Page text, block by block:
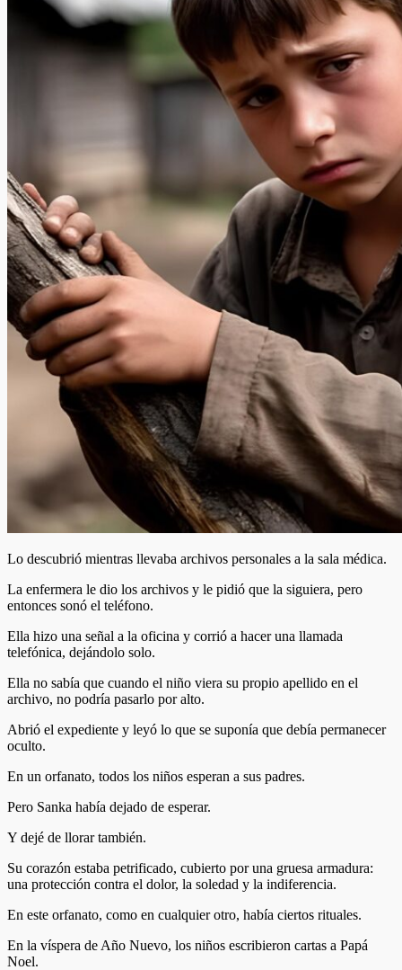
Lo descubrió mientras llevaba archivos personales a la sala médica.
La enfermera le dio los archivos y le pidió que la siguiera, pero
entonces sonó el teléfono.
Ella hizo una señal a la oficina y corrió a hacer una llamada
telefónica, dejándolo solo.
Ella no sabía que cuando el niño viera su propio apellido en el
archivo, no podría pasarlo por alto.
Abrió el expediente y leyó lo que se suponía que debía permanecer
oculto.
En un orfanato, todos los niños esperan a sus padres.
Pero Sanka había dejado de esperar.
Y dejé de llorar también.
Su corazón estaba petrificado, cubierto por una gruesa armadura:
una protección contra el dolor, la soledad y la indiferencia.
En este orfanato, como en cualquier otro, había ciertos rituales.
En la víspera de Año Nuevo, los niños escribieron cartas a Papá
Noel.